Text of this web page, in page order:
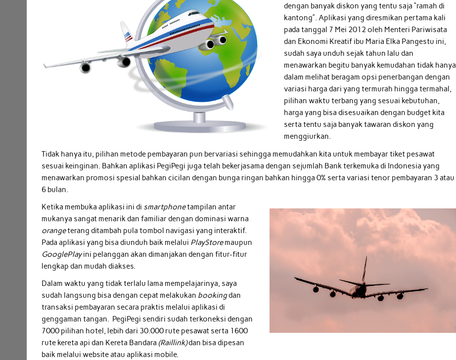
dengan banyak diskon yang tentu saja “ramah di
kantong”. Aplikasi yang diresmikan pertama kali
pada tanggal 7 Mei 2012 oleh Menteri Pariwisata
dan Ekonomi Kreatif ibu Maria Elka Pangestu ini,
sudah saya unduh sejak tahun lalu dan
menawarkan begitu banyak kemudahan tidak hanya
dalam melihat beragam opsi penerbangan dengan
variasi harga dari yang termurah hingga termahal,
pilihan waktu terbang yang sesuai kebutuhan,
harga yang bisa disesuaikan dengan budget kita
serta tentu saja banyak tawaran diskon yang
menggiurkan.
Tidak hanya itu, pilihan metode pembayaran pun bervariasi sehingga memudahkan kita untuk membayar tiket pesawat
sesuai keinginan. Bahkan aplikasi PegiPegi juga telah bekerjasama dengan sejumlah Bank terkemuka di Indonesia yang
menawarkan promosi spesial bahkan cicilan dengan bunga ringan bahkan hingga 0% serta variasi tenor pembayaran 3 atau
6 bulan.
Ketika membuka aplikasi ini di smartphonetampilan antar
mukanya sangat menarik dan familiar dengan dominasi warna
orangeterang ditambah pula tombol navigasi yang interaktif.
Pada aplikasi yang bisa diunduh baik melalui PlayStoremaupun
GooglePlayini pelanggan akan dimanjakan dengan fitur-fitur
lengkap dan mudah diakses.
Dalam waktu yang tidak terlalu lama mempelajarinya, saya
sudah langsung bisa dengan cepat melakukan bookingdan
transaksi pembayaran secara praktis melalui aplikasi di
genggaman tangan. PegiPegi sendiri sudah terkoneksi dengan
7000 pilihan hotel, lebih dari 30.000 rute pesawat serta 1600
rute kereta api dan Kereta Bandara (Raillink)dan bisa dipesan
baik melalui website atau aplikasi mobile.